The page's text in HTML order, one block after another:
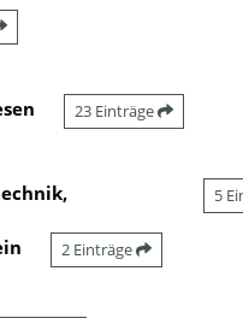
23 Einträge
5
2 Einträge